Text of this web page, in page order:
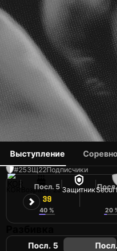
KIM JU-
#25ЗЩ22Подписчики
Возраст: 25 ЗащитникSeoul
Выступление
Посл. 5
39
40 % 20
Посл. 5